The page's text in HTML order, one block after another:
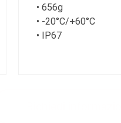
• 656g
• -20°C/+60°C
• IP67